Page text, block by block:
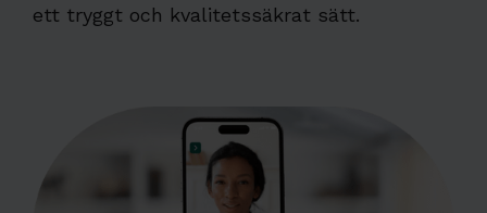
ett tryggt och kvalitetssäkrat sätt.